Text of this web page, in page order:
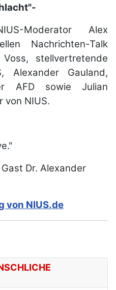
Moderator Alex
Nachrichten-Talk
stellvertretende
Alexander Gauland,
AFD sowie Julian
von NIUS.
Dr. Alexander
von NIUS.de